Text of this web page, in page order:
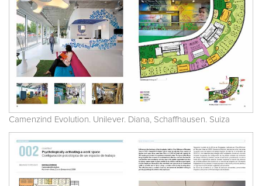
Camenzind Evolution. Unilever. Diana, Schaffhausen. Suiza